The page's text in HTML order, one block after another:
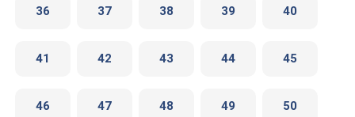
36 37 38 39 40
41 42 43 44 45
46 47 48 49 50